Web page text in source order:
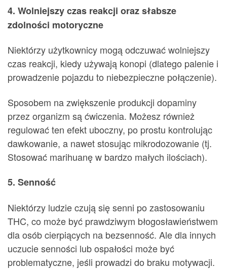
4. Wolniejszy czas reakcji oraz słabsze
zdolności motoryczne
Niektórzy użytkownicy mogą odczuwać wolniejszy
czas reakcji, kiedy używają konopi (dlatego palenie i
prowadzenie pojazdu to niebezpieczne połączenie).
Sposobem na zwiększenie produkcji dopaminy
przez organizm są ćwiczenia. Możesz również
regulować ten efekt uboczny, po prostu kontrolując
dawkowanie, a nawet stosując mikrodozowanie (tj.
Stosować marihuanę w bardzo małych ilościach).
5. Senność
Niektórzy ludzie czują się senni po zastosowaniu
THC, co może być prawdziwym błogosławieństwem
dla osób cierpiących na bezsenność. Ale dla innych
uczucie senności lub ospałości może być
problematyczne, jeśli prowadzi do braku motywacji.